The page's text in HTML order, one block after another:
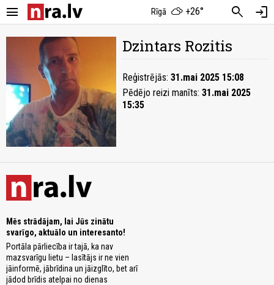
menu Rīgā +26° search login
Dzintars Rozitis
Reģistrējās: 31.mai 2025 15:08
Pēdējo reizi manīts: 31.mai 2025
15:35
Mēs strādājam, lai Jūs zinātu
svarīgo, aktuālo un interesanto!
Portāla pārliecība ir tajā, ka nav
mazsvarīgu lietu – lasītājs ir ne vien
jāinformē, jābrīdina un jāizglīto, bet arī
jādod brīdis atelpai no dienas